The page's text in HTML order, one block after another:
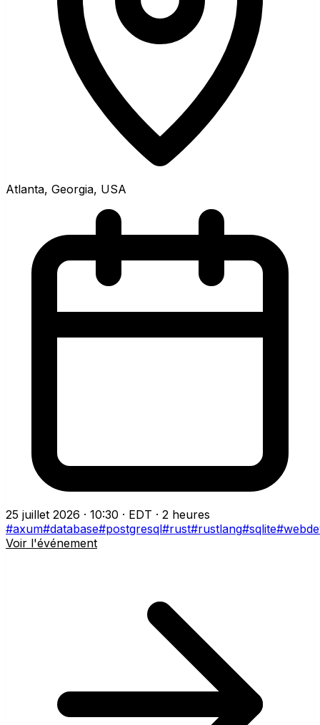
Atlanta, Georgia, USA
25 juillet 2026 · 10:30 · EDT · 2 heures
#axum#database#postgresql#rust#rustlang#sqlite
Voir l'événement